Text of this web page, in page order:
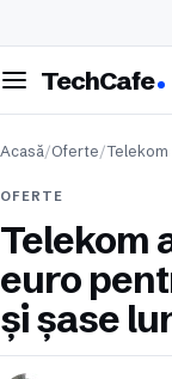
meniul
TechCafe
Acasă/Oferte/
OFERTE
Telekom
euro
și șase